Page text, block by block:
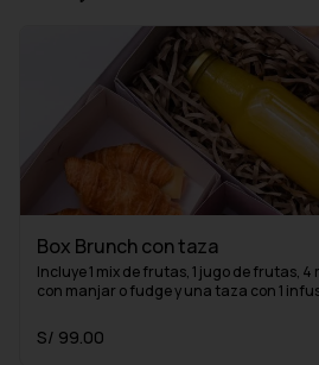
Box Brunch con taza
Incluye 1 mix de frutas, 1 jugo de frutas,
con manjar o fudge y una taza con 1
S/ 99.00